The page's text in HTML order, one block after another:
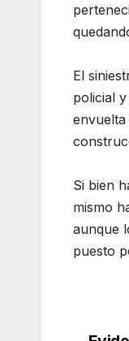
El
policial
Si bien
mismo
aunque
puesto